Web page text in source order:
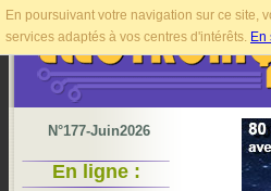
En poursuivant votre navigation sur ce site,
services adaptés à vos centres d'intérêts. En
N°177-Juin2026
En ligne :